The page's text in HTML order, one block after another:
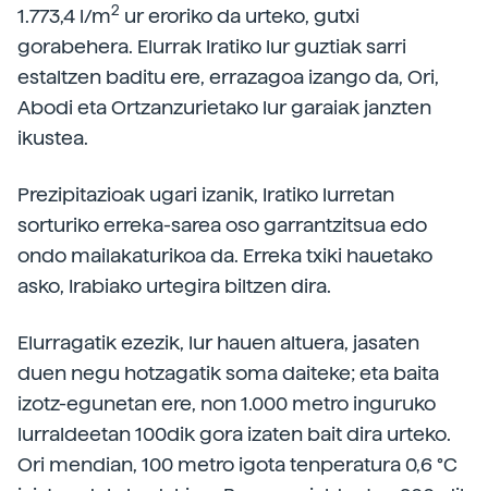
1.773,4 l/m2 ur eroriko da urteko, gutxi
gorabehera. Elurrak Iratiko lur guztiak sarri
estaltzen baditu ere, errazagoa izango da, Ori,
Abodi eta Ortzanzurietako lur garaiak janzten
ikustea.
Prezipitazioak ugari izanik, Iratiko lurretan
sorturiko erreka-sarea oso garrantzitsua edo
ondo mailakaturikoa da. Erreka txiki hauetako
asko, Irabiako urtegira biltzen dira.
Elurragatik ezezik, lur hauen altuera, jasaten
duen negu hotzagatik soma daiteke; eta baita
izotz-egunetan ere, non 1.000 metro inguruko
lurraldeetan 100dik gora izaten bait dira urteko.
Ori mendian, 100 metro igota tenperatura 0,6 °C